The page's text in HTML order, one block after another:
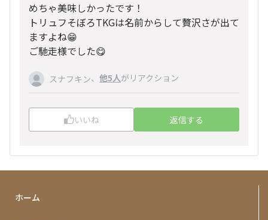
めちゃ美味しかったです！
トリュフそぼろTKGは名前からして贅沢さが出て
ますよね😁
ご馳走様でした😋
スナフキン、 他5人がリアクション
いいね 返信する
ホーム